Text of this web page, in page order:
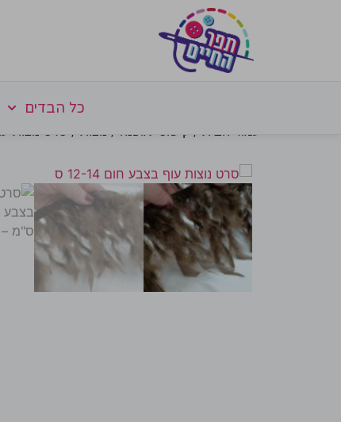
כל הבדים